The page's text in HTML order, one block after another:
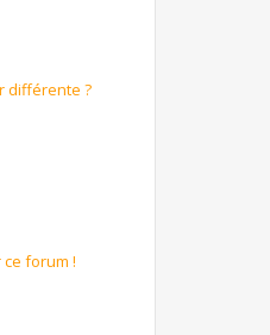
différente ?
forum !